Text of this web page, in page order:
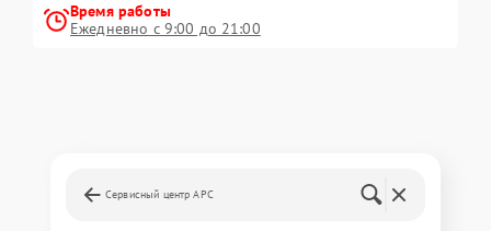
Время работы
Ежедневно с 9:00 до 21:00
Сервисный центр APC